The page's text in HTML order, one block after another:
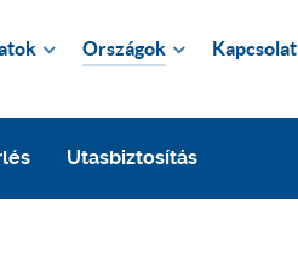
Országok Kapcsolat
Utasbiztosítás